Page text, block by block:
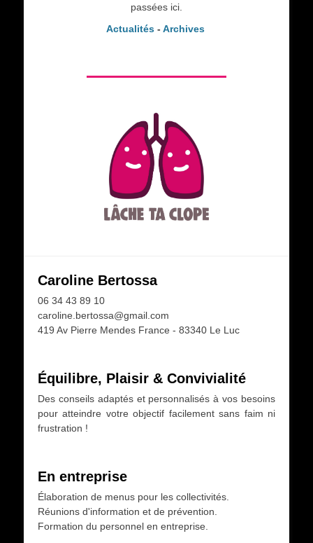
passées ici.
Actualités- Archives
Caroline Bertossa
06 34 43 89 10
caroline.bertossa@gmail.com
419 Av Pierre Mendes France - 83340 Le Luc
Équilibre, Plaisir & Convivialité
Des conseils adaptés et personnalisés à vos besoins
pour atteindre votre objectif facilement sans faim ni
frustration !
En entreprise
Élaboration de menus pour les collectivités.
Réunions d'information et de prévention.
Formation du personnel en entreprise.